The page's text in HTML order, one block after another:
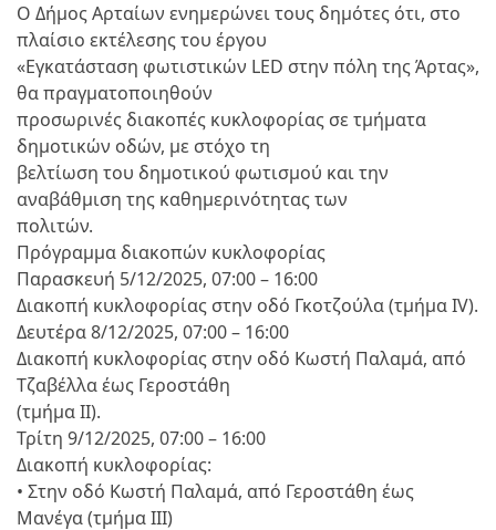
Ο Δήμος Αρταίων ενημερώνει τους δημότες ότι, στο
πλαίσιο εκτέλεσης του έργου
«Εγκατάσταση φωτιστικών LED στην πόλη της Άρτας»,
θα πραγματοποιηθούν
προσωρινές διακοπές κυκλοφορίας σε τμήματα
δημοτικών οδών, με στόχο τη
βελτίωση του δημοτικού φωτισμού και την
αναβάθμιση της καθημερινότητας των
πολιτών.
Πρόγραμμα διακοπών κυκλοφορίας
Παρασκευή 5/12/2025, 07:00 – 16:00
Διακοπή κυκλοφορίας στην οδό Γκοτζούλα (τμήμα IV).
Δευτέρα 8/12/2025, 07:00 – 16:00
Διακοπή κυκλοφορίας στην οδό Κωστή Παλαμά, από
Τζαβέλλα έως Γεροστάθη
(τμήμα ΙΙ).
Τρίτη 9/12/2025, 07:00 – 16:00
Διακοπή κυκλοφορίας:
• Στην οδό Κωστή Παλαμά, από Γεροστάθη έως
Μανέγα (τμήμα ΙΙΙ)